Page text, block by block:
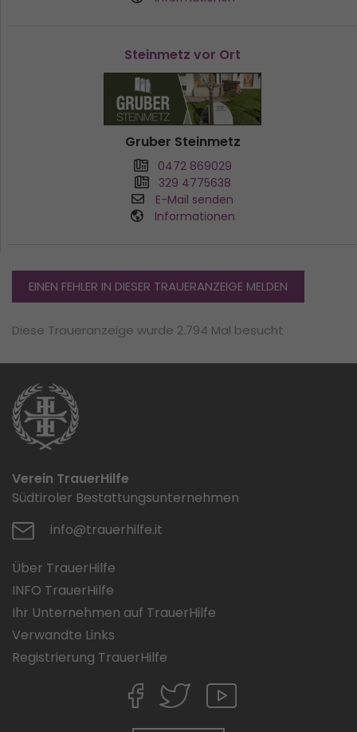
Steinmetz vor Ort
Gruber Steinmetz
0472 869029
329 4775638
E-Mail senden
Informationen
EINEN FEHLER IN DIESER TRAUERANZEIGE MELDEN
Diese Traueranzeige wurde 2.794 Mal besucht
Verein TrauerHilfe
Südtiroler Bestattungsunternehmen
info@trauerhilfe.it
Über TrauerHilfe
INFO TrauerHilfe
Ihr Unternehmen auf TrauerHilfe
Verwandte Links
Registrierung TrauerHilfe